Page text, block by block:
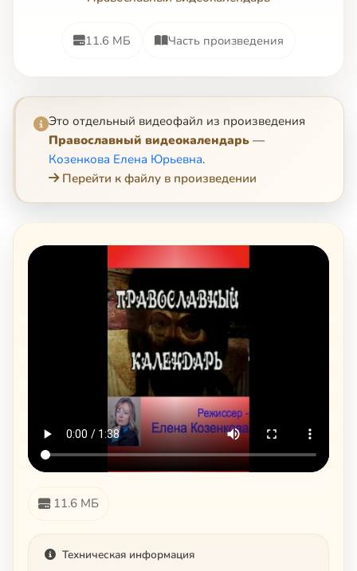
11.6 МБ Часть произведения
Это отдельный видеофайл из произведения
Православный видеокалендарь —
Козенкова Елена Юрьевна.
Перейти к файлу в произведении
11.6 МБ
Техническая информация